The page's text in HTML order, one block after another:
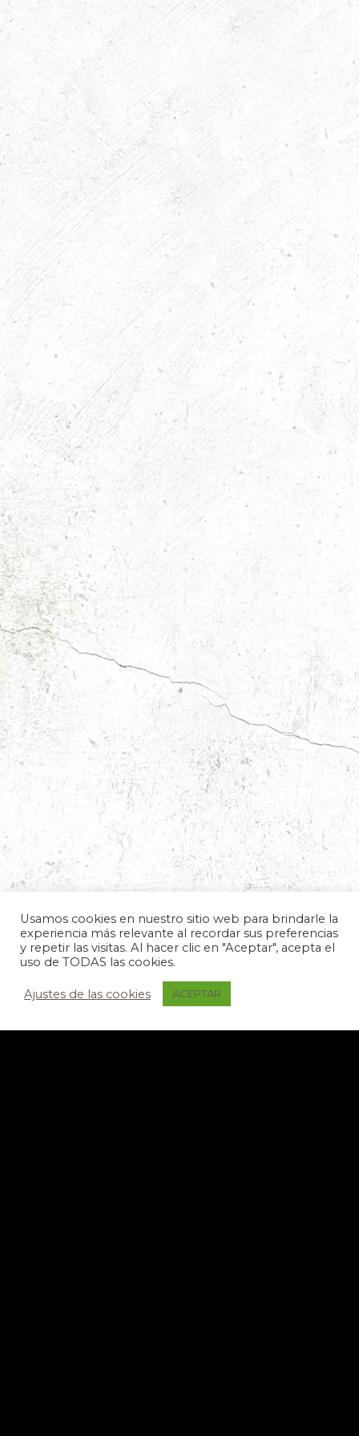
Usamos cookies en nuestro sitio web para brindarle la
experiencia más relevante al recordar sus preferencias
y repetir las visitas. Al hacer clic en "Aceptar", acepta el
uso de TODAS las cookies.
Ajustes de las cookies ACEPTAR